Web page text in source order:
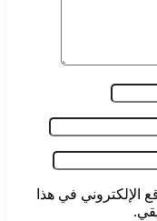
الإلكتروني في هذا